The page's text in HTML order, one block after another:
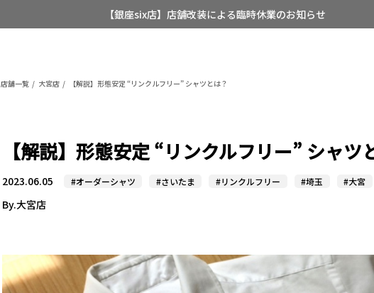
【銀座six店】店舗改装による臨時休業のお知らせ
店舗一覧 大宮店 【解説】形態安定 “リンクルフリー” シャツとは？
【解説】形態安定 “リンクルフリー” シャツ
2023.06.05 #オーダーシャツ #さいたま #リンクルフリー #埼玉 #大宮
By.大宮店